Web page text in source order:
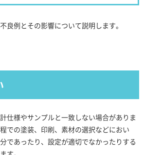
良例とその影響について説明します。
仕様やサンプルと一致しない場合がありま
での塗装、印刷、素材の選択などにおい
であったり、設定が適切でなかったりする